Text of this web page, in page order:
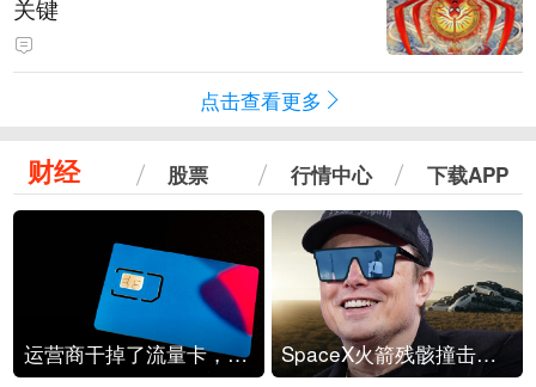
关键
点击查看更多
财经 股票 行情中心 下载APP
运营商干掉了流量卡，他们真的玩不起了 SpaceX火箭残骸撞击月球